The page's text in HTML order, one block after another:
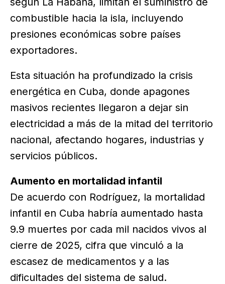
combustible hacia la isla, incluyendo
presiones económicas sobre países
exportadores.
Esta situación ha profundizado la crisis
energética en Cuba, donde apagones
masivos recientes llegaron a dejar sin
electricidad a más de la mitad del territorio
nacional, afectando hogares, industrias y
servicios públicos.
Aumento en mortalidad infantil
De acuerdo con Rodríguez, la mortalidad
infantil en Cuba habría aumentado hasta
9.9 muertes por cada mil nacidos vivos al
cierre de 2025, cifra que vinculó a la
escasez de medicamentos y a las
dificultades del sistema de salud.